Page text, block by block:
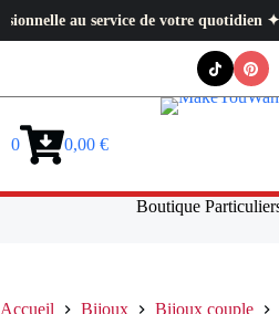
au service de votre quotidien ✦
Panier 0,00 €
0
Boutique
Accueil Bijoux
Bijoux couple